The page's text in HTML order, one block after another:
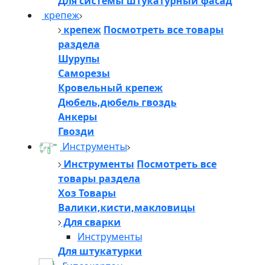
крепеж
крепеж Посмотреть все товары
раздела
Шурупы
Саморезы
Кровельный крепеж
Дюбель,дюбель гвоздь
Анкеры
Гвозди
Инструменты
Инструменты Посмотреть все
товары раздела
Хоз Товары
Валики,кисти,макловицы
Для сварки
Инструменты
Для штукатурки